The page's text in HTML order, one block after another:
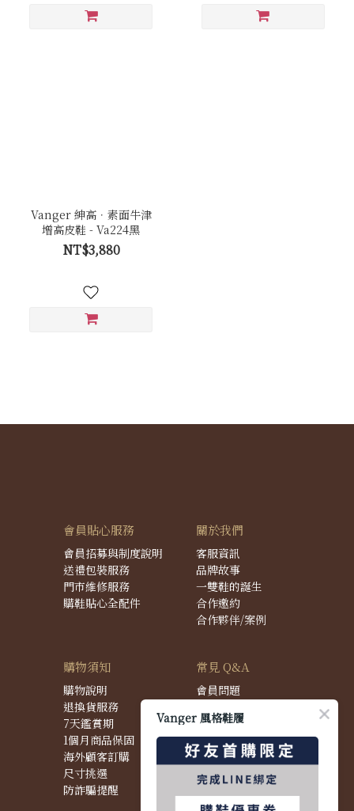
Vanger 紳高．素面牛津
增高皮鞋 - Va224黑
NT$3,880
會員貼心服務
會員招募與制度說明
送禮包裝服務
門市維修服務
購鞋貼心全配件
關於我們
客服資訊
品牌故事
一雙鞋的誕生
合作邀約
合作夥伴/案例
購物須知
購物說明
退換貨服務
7天鑑賞期
1個月商品保固
海外顧客訂購
尺寸挑選
防詐騙提醒
常見 Q&A
會員問題
配送問題
退換貨問題
商品問題
Vanger 風格鞋履